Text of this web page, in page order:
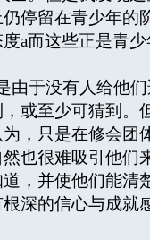
停留在青少年
a而这些正是青
于没有人给他
或至少可猜到。
，只是在修会
也很难吸引他
并使他们能清
深的信心与成